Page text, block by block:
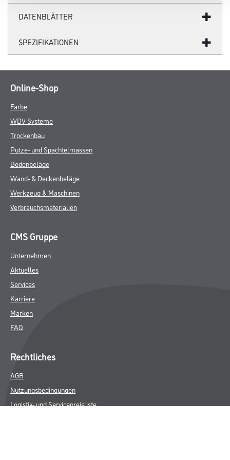
DATENBLÄTTER
SPEZIFIKATIONEN
Online-Shop
Farbe
WDV-Systeme
Trockenbau
Putze- und Spachtelmassen
Bodenbeläge
Wand- & Deckenbeläge
Werkzeug & Maschinen
Verbrauchsmaterialien
CMS Gruppe
Unternehmen
Aktuelles
Services
Karriere
Marken
FAQ
Rechtliches
AGB
Nutzungsbedingungen
Logistik- und Servicepreisliste